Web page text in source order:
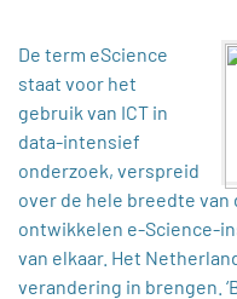
De term eScience
staat voor het
gebruik van ICT in
data-intensief
onderzoek, verspreid
over de hele breedte
ontwikkelen e-Science-
van elkaar. Het
verandering in brengen.